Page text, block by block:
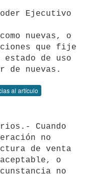
Ejecutivo
nuevas, o
que fije
de uso
al artículo
no
de venta
o
no